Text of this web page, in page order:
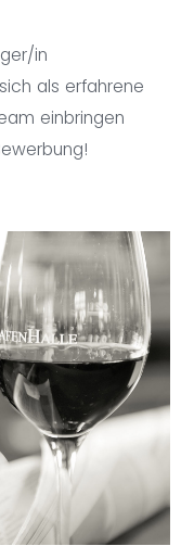
in
als erfahrene
einbringen